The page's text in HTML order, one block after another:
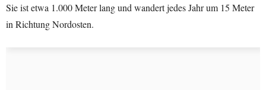
Sie ist etwa 1.000 Meter lang und wandert jedes Jahr um 15 Meter
in Richtung Nordosten.